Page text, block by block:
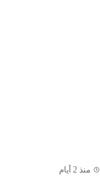
منذ 2 أيام